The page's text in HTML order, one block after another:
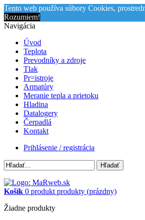
Tento web používa súbory Cookies,
Rozumiem!
Navigácia
Úvod
Teplota
Prevodníky a zdroje
Tlak
Pr=istroje
Armatúry
Meranie tepla a prietoku
Hladina
Datalogery
Čerpadlá
Kontakt
Prihlásenie / registrácia
Hľadať
Košík 0 produkt produkty (prázdny)
Žiadne produkty